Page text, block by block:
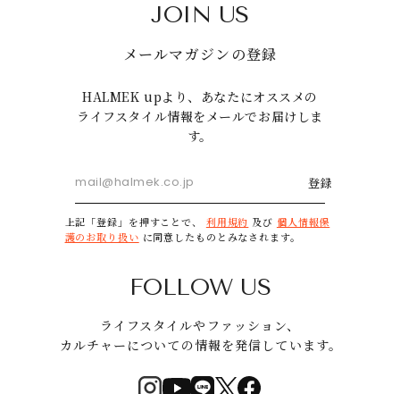
JOIN US
メールマガジンの登録
HALMEK upより、あなたにオススメの
ライフスタイル情報をメールでお届けしま
す。
登録
上記「登録」を押すことで、 利用規約 及び 個人情報保
護のお取り扱い に同意したものとみなされます。
FOLLOW US
ライフスタイルやファッション、
カルチャーについての情報を発信しています。